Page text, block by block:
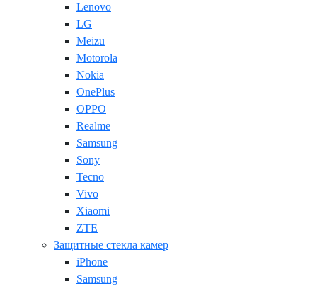
Lenovo
LG
Meizu
Motorola
Nokia
OnePlus
OPPO
Realme
Samsung
Sony
Tecno
Vivo
Xiaomi
ZTE
Защитные стекла камер
iPhone
Samsung